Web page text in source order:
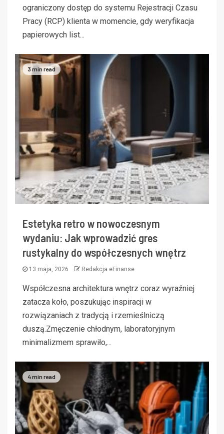
ograniczony dostęp do systemu Rejestracji Czasu
Pracy (RCP) klienta w momencie, gdy weryfikacja
papierowych list...
3 min read
Estetyka retro w nowoczesnym
wydaniu: Jak wprowadzić gres
rustykalny do współczesnych wnętrz
13 maja, 2026 Redakcja eFinanse
Współczesna architektura wnętrz coraz wyraźniej
zatacza koło, poszukując inspiracji w
rozwiązaniach z tradycją i rzemieślniczą
duszą.Zmęczenie chłodnym, laboratoryjnym
minimalizmem sprawiło,...
4 min read